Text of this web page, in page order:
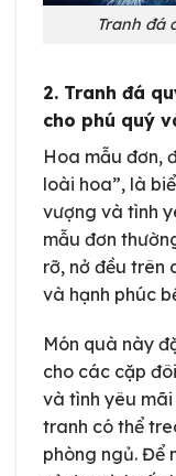
Tranh đá
2. Tranh đá
cho phú quý
Hoa mẫu đơn,
loài hoa”, là
vượng và tình
mẫu đơn
rỡ, nở đều trên
và hạnh phúc
Món quà này
cho các cặp
và tình yêu mãi
tranh có thể
phòng ngủ. Để